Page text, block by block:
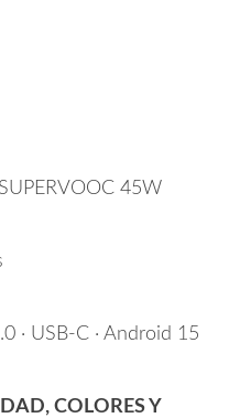
45W
· USB-C · Android 15
COLORES Y